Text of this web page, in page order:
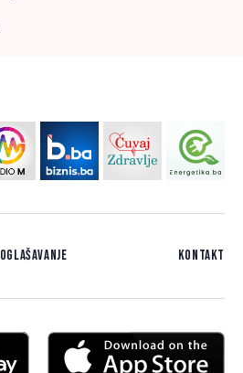
Oglašavanje Kontakt